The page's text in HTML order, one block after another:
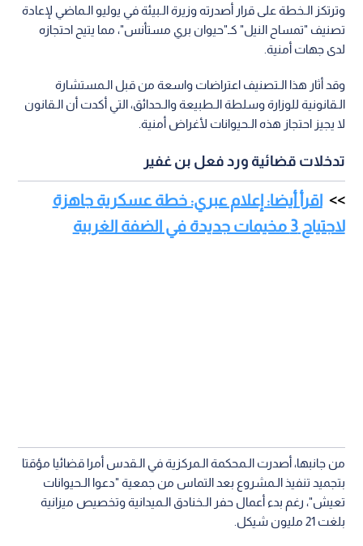
وترتكز الـخطة على قرار أصدرته وزيرة الـبيئة في يوليو الـماضي لإعادة
تصنيف "تمساح النيل" كـ"حيوان بري مستأنس"، مما يتيح احتجازه
لدى جهات أمنية.
وقد أثار هذا الـتصنيف اعتراضات واسعة من قبل الـمستشارة
الـقانونية للوزارة وسلطة الـطبيعة والـحدائق، التي أكدت أن الـقانون
لا يجيز احتجاز هذه الـحيوانات لأغراض أمنية.
تدخلات قضائية ورد فعل بن غفير
اقرأ أيضا: إعلام عبري: خطة عسكرية جاهزة
لاجتياح 3 مخيمات جديدة في الضفة الغربية
من جانبها، أصدرت الـمحكمة الـمركزية في الـقدس أمرا قضائيا مؤقتا
بتجميد تنفيذ الـمشروع بعد التماس من جمعية "دعوا الـحيوانات
تعيش"، رغم بدء أعمال حفر الـخنادق الـميدانية وتخصيص ميزانية
بلغت 21 مليون شيكل.